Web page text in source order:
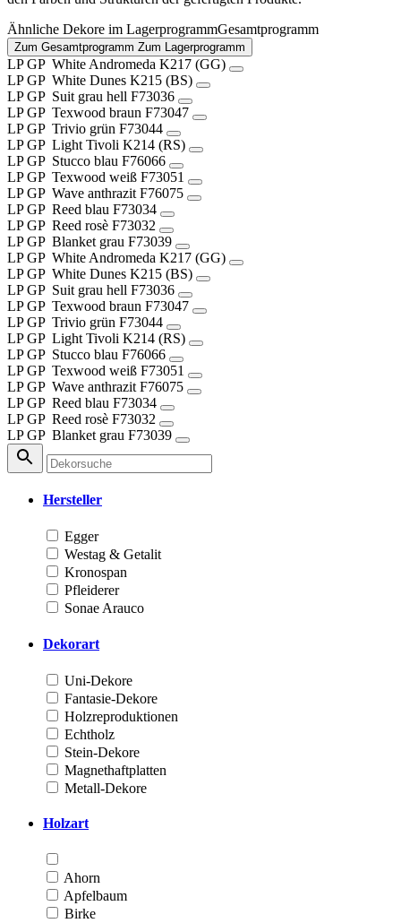
Ähnliche Dekore im LagerprogrammGesamtprogramm
Zum Gesamtprogramm Zum Lagerprogramm
LP GP White Andromeda K217 (GG)
LP GP White Dunes K215 (BS)
LP GP Suit grau hell F73036
LP GP Texwood braun F73047
LP GP Trivio grün F73044
LP GP Light Tivoli K214 (RS)
LP GP Stucco blau F76066
LP GP Texwood weiß F73051
LP GP Wave anthrazit F76075
LP GP Reed blau F73034
LP GP Reed rosè F73032
LP GP Blanket grau F73039
LP GP White Andromeda K217 (GG)
LP GP White Dunes K215 (BS)
LP GP Suit grau hell F73036
LP GP Texwood braun F73047
LP GP Trivio grün F73044
LP GP Light Tivoli K214 (RS)
LP GP Stucco blau F76066
LP GP Texwood weiß F73051
LP GP Wave anthrazit F76075
LP GP Reed blau F73034
LP GP Reed rosè F73032
LP GP Blanket grau F73039
Hersteller
Egger
Westag & Getalit
Kronospan
Pfleiderer
Sonae Arauco
Dekorart
Uni-Dekore
Fantasie-Dekore
Holzreproduktionen
Echtholz
Stein-Dekore
Magnethaftplatten
Metall-Dekore
Holzart
Ahorn
Apfelbaum
Birke